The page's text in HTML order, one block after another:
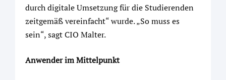
durch digitale Umsetzung für die Studierenden
zeitgemäß vereinfacht“ wurde. „So muss es
sein“, sagt CIO Malter.
Anwender im Mittelpunkt